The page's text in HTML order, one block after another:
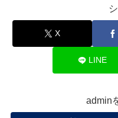
X
LINE
admin